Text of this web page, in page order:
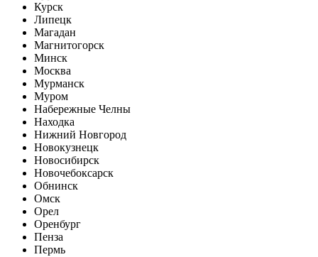
Курск
Липецк
Магадан
Магнитогорск
Минск
Москва
Мурманск
Муром
Набережные Челны
Находка
Нижний Новгород
Новокузнецк
Новосибирск
Новочебоксарск
Обнинск
Омск
Орел
Оренбург
Пенза
Пермь